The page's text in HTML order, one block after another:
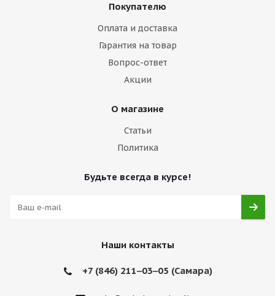
Покупателю
Оплата и доставка
Гарантия на товар
Вопрос-ответ
Акции
О магазине
Статьи
Политика
Будьте всегда в курсе!
Наши контакты
+7 (846) 211‒03‒05 (Самара)